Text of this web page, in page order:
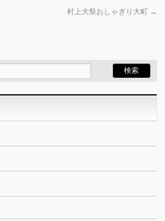
村上大祭おしゃぎり大町 →